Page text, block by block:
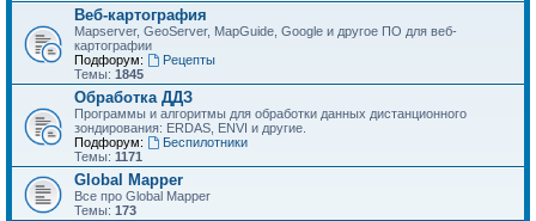
Веб-картография
Mapserver, GeoServer, MapGuide, Google и другое ПО для веб-
картографии
Подфорум:
Рецепты
Темы: 1845
Обработка ДДЗ
Программы и алгоритмы для обработки данных дистанционного
зондирования: ERDAS, ENVI и другие.
Подфорум:
Беспилотники
Темы: 1171
Global Mapper
Все про Global Mapper
Темы: 173